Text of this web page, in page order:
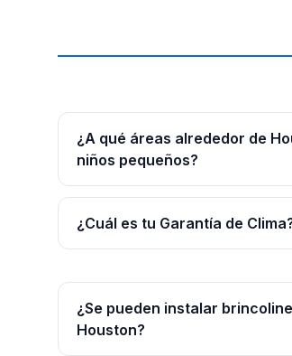
¿A qué áreas alrededor de
niños pequeños?
¿Cuál es tu Garantía de
¿Se pueden instalar
Houston?